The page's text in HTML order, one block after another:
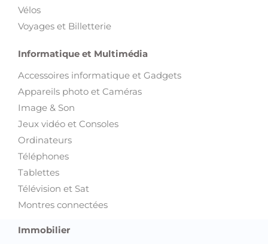
Vélos
Voyages et Billetterie
Informatique et Multimédia
Accessoires informatique et Gadgets
Appareils photo et Caméras
Image & Son
Jeux vidéo et Consoles
Ordinateurs
Téléphones
Tablettes
Télévision et Sat
Montres connectées
Immobilier